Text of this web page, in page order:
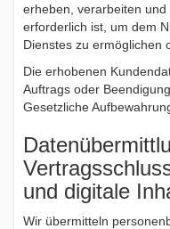
erheben, verarbeiten
erforderlich ist, um dem
Dienstes zu ermöglichen
Die erhobenen
Auftrags oder
Gesetzliche
und digitale
Wir übermitteln